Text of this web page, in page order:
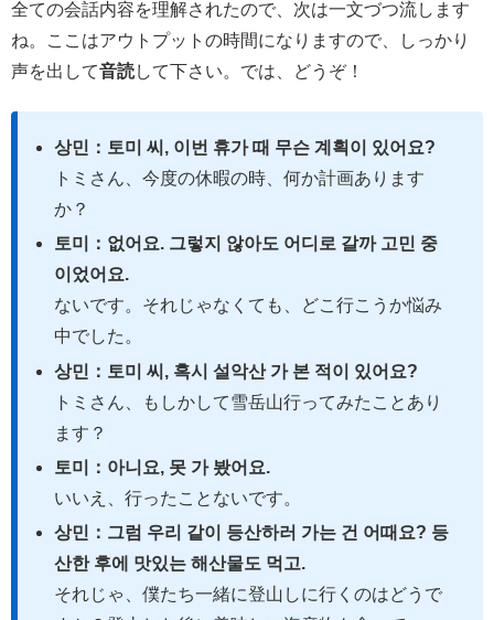
全ての会話内容を理解されたので、次は一文づつ流します
ね。ここはアウトプットの時間になりますので、しっかり
声を出して音読して下さい。では、どうぞ！
상민：토미 씨, 이번 휴가 때 무슨 계획이 있어요?
トミさん、今度の休暇の時、何か計画あります
か？
토미：없어요. 그렇지 않아도 어디로 갈까 고민 중
이었어요.
ないです。それじゃなくても、どこ行こうか悩み
中でした。
상민：토미 씨, 혹시 설악산 가 본 적이 있어요?
トミさん、もしかして雪岳山行ってみたことあり
ます？
토미：아니요, 못 가 봤어요.
いいえ、行ったことないです。
상민：그럼 우리 같이 등산하러 가는 건 어때요? 등
산한 후에 맛있는 해산물도 먹고.
それじゃ、僕たち一緒に登山しに行くのはどうで